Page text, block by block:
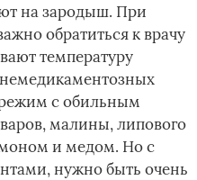
на зародыш. При
обратиться к врачу
температуру
с обильным
малины, липового
и медом. Но с
нужно быть очень